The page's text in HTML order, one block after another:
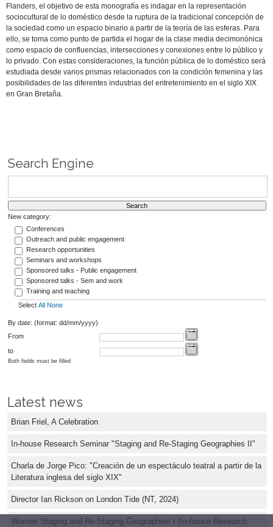
Flanders, el objetivo de esta monografía es indagar en la representación
sociocultural de lo doméstico desde la ruptura de la tradicional concepción de
la sociedad como un espacio binario a partir de la teoría de las esferas. Para
ello, se toma como punto de partida el hogar de la clase media decimonónica
como espacio de confluencias, intersecciones y conexiones entre lo público y
lo privado. Con estas consideraciones, la función pública de lo doméstico será
estudiada desde varios prismas relacionados con la condición femenina y las
posibilidades de las diferentes industrias del entretenimiento en el siglo XIX
en Gran Bretaña.
Search Engine
New category:
Conferences
Outreach and public engagement
Research opportunities
Seminars and workshops
Sponsored talks - Public engagement
Sponsored talks - Sem and work
Training and teaching
Select All None
By date: (format: dd/mm/yyyy)
From
to
Both fields must be filled
Latest news
Brian Friel, A Celebration
In-house Research Seminar "Staging and Re-Staging Geographies II"
Charla de Jorge Pico: "Creación de un espectáculo teatral a partir de la
Literatura inglesa del siglo XIX"
Director Ian Rickson on London Tide (NT, 2024)
Women Staging and Re-Staging Geographies I (In-house Research